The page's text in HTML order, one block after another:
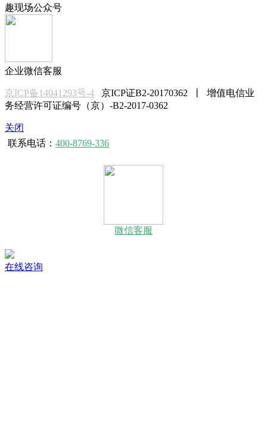
趣现场公众号
企业微信客服
京ICP备14041293号-4 京ICP证B2-20170362 丨 增值电信业
务经营许可证编号（京）-B2-2017-0362
关闭
联系电话： 400-8769-336
微信客服
在线咨询